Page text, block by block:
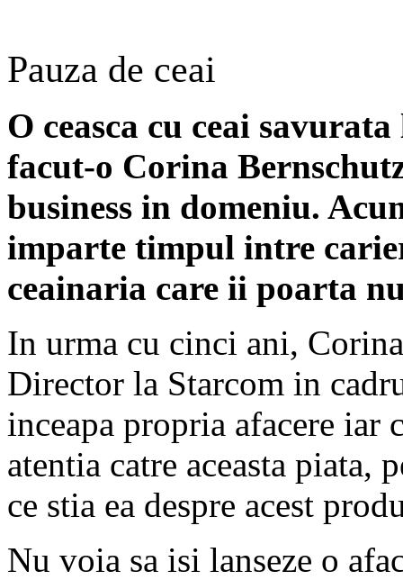
Pauza de ceai
O ceasca cu ceai
facut-o Corina
business in domeniu.
imparte timpul intre
ceainaria care ii poarta
In urma cu cinci ani,
Director la Starcom in
inceapa propria afacere iar
atentia catre aceasta piata,
ce stia ea despre acest
Nu voia sa isi lanseze o